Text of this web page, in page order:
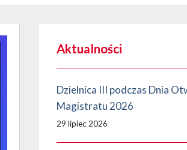
Aktualności
Dzielnica III podczas Dnia
Magistratu 2026
29 lipiec 2026